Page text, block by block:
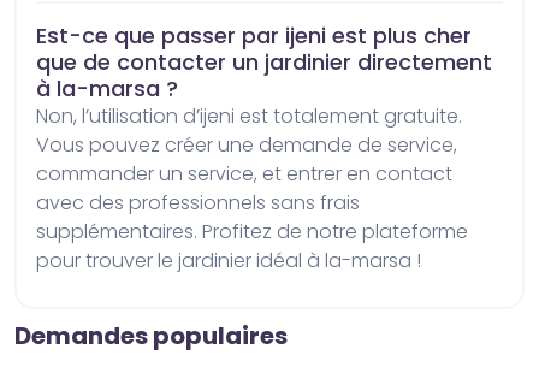
Est-ce que passer par ijeni est plus cher
que de contacter un jardinier directement
à la-marsa ?
Non, l’utilisation d’ijeni est totalement gratuite.
Vous pouvez créer une demande de service,
commander un service, et entrer en contact
avec des professionnels sans frais
supplémentaires. Profitez de notre plateforme
pour trouver le jardinier idéal à la-marsa !
Demandes populaires